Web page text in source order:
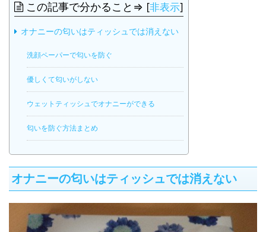
この記事で分かること⇒ [非表示]
オナニーの匂いはティッシュでは消えない
洗顔ペーパーで匂いを防ぐ
優しくて匂いがしない
ウェットティッシュでオナニーができる
匂いを防ぐ方法まとめ
オナニーの匂いはティッシュでは消えない